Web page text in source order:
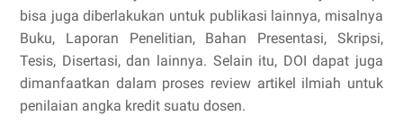
bisa juga diberlakukan untuk publikasi lainnya, misalnya
Buku, Laporan Penelitian, Bahan Presentasi, Skripsi,
Tesis, Disertasi, dan lainnya. Selain itu, DOI dapat juga
dimanfaatkan dalam proses review artikel ilmiah untuk
penilaian angka kredit suatu dosen.